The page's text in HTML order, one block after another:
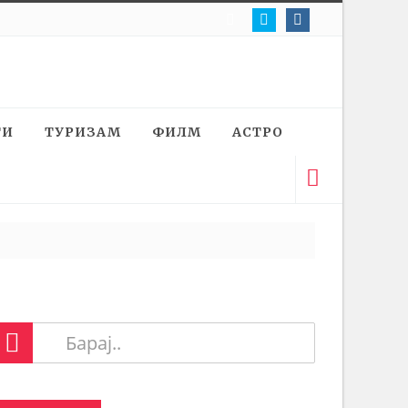
ТУРИЗАМ ФИЛМ АСТРО